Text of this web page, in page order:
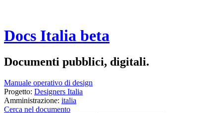
Docs Italia beta
Documenti pubblici, digitali.
Manuale operativo di design
Progetto: Designers Italia
Amministrazione: italia
Cerca nel documento